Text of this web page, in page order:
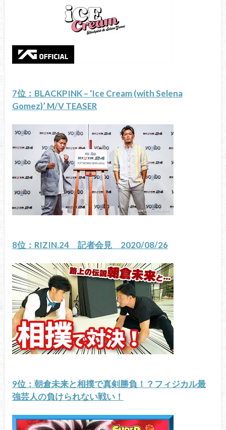
7位：BLACKPINK – ‘Ice Cream (with Selena
Gomez)’ M/V TEASER
8位：RIZIN.24 記者会見 2020/08/26
9位：朝倉未来と相撲で真剣勝負！？フィジカル最
強芸人の負けられない戦い！